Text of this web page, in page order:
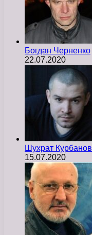
Богдан Черненко
22.07.2020
Шухрат Курбанов
15.07.2020